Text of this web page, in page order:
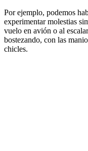
Por ejemplo, podemos
experimentar molestias
vuelo en avión o al
bostezando, con las
chicles.